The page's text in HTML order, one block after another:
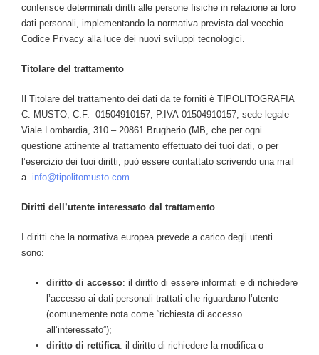
conferisce determinati diritti alle persone fisiche in relazione ai loro
dati personali, implementando la normativa prevista dal vecchio
Codice Privacy alla luce dei nuovi sviluppi tecnologici.
Titolare del trattamento
Il Titolare del trattamento dei dati da te forniti è TIPOLITOGRAFIA
C. MUSTO, C.F. 01504910157, P.IVA 01504910157, sede legale
Viale Lombardia, 310 – 20861 Brugherio (MB, che per ogni
questione attinente al trattamento effettuato dei tuoi dati, o per
l’esercizio dei tuoi diritti, può essere contattato scrivendo una mail
a info@tipolitomusto.com
Diritti dell’utente interessato dal trattamento
I diritti che la normativa europea prevede a carico degli utenti
sono:
diritto di accesso: il diritto di essere informati e di richiedere
l’accesso ai dati personali trattati che riguardano l’utente
(comunemente nota come “richiesta di accesso
all’interessato”);
diritto di rettifica: il diritto di richiedere la modifica o